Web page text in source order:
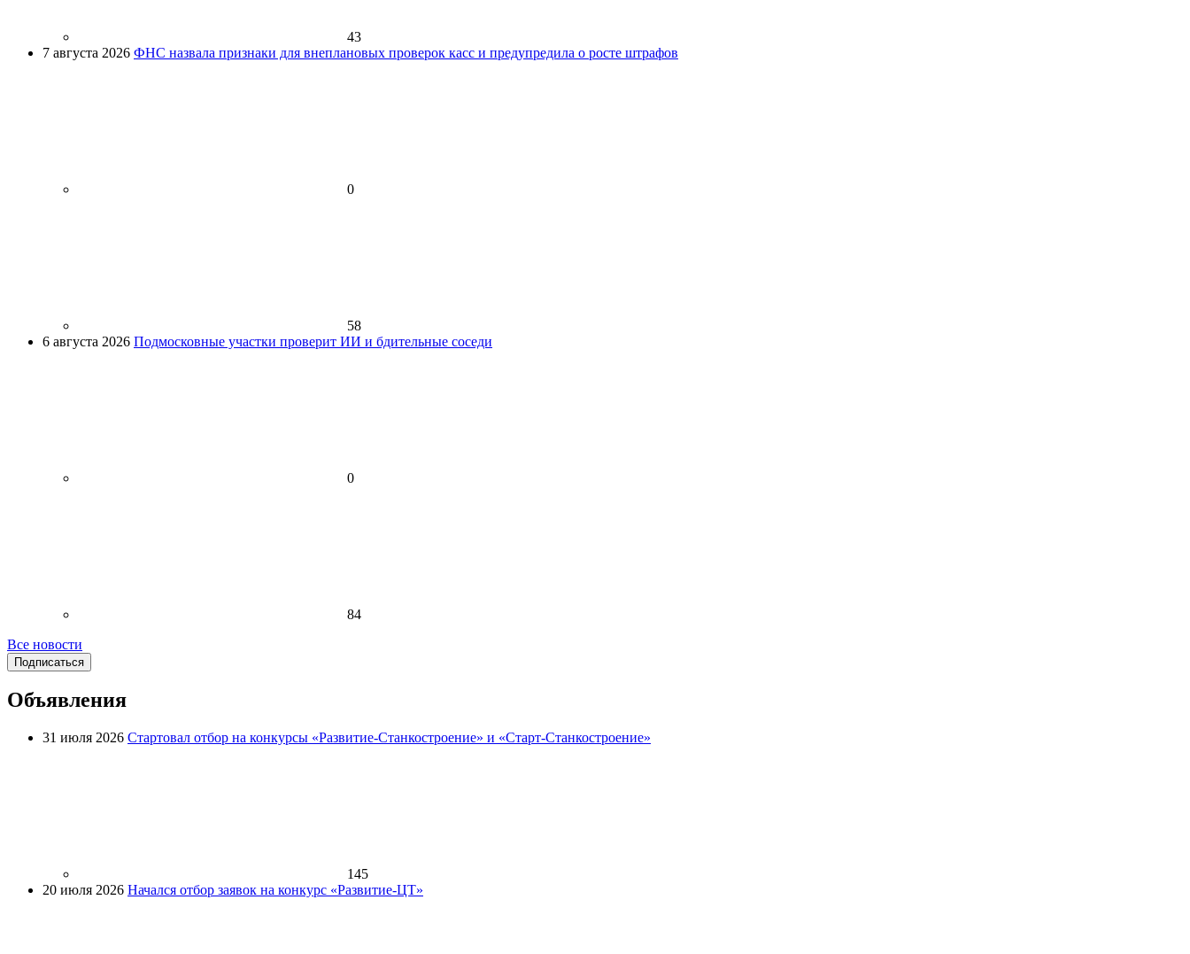
43
7 августа 2026 ФНС назвала признаки для внеплановых проверок касс и предупредила о росте штрафов
0
58
6 августа 2026 Подмосковные участки проверит ИИ и бдительные соседи
0
84
Все новости
Подписаться
Объявления
31 июля 2026 Стартовал отбор на конкурсы «Развитие-Станкостроение» и «Старт-Станкостроение»
145
20 июля 2026 Начался отбор заявок на конкурс «Развитие-ЦТ»